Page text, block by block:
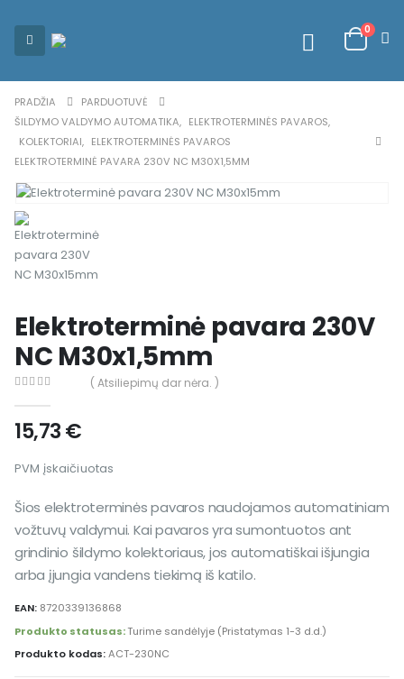
0
PRADŽIA
PARDUOTUVĖ
ŠILDYMO VALDYMO AUTOMATIKA, ELEKTROTERMINĖS PAVAROS,
KOLEKTORIAI, ELEKTROTERMINĖS PAVAROS
ELEKTROTERMINĖ PAVARA 230V NC M30X1,5MM
Elektroterminė pavara 230V
NC M30x1,5mm
( Atsiliepimų dar nėra. )
15,73€
PVM įskaičiuotas
Šios elektroterminės pavaros naudojamos automatiniam
vožtuvų valdymui. Kai pavaros yra sumontuotos ant
grindinio šildymo kolektoriaus, jos automatiškai išjungia
arba įjungia vandens tiekimą iš katilo.
EAN: 8720339136868
Produkto statusas:Turime sandėlyje (Pristatymas 1-3 d.d.)
Produkto kodas:ACT-230NC